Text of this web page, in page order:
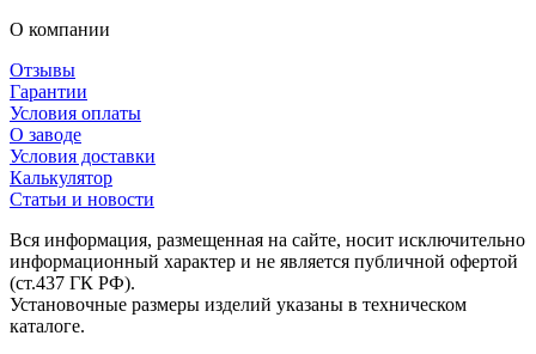
О компании
Отзывы
Гарантии
Условия оплаты
О заводе
Условия доставки
Калькулятор
Статьи и новости
Вся информация, размещенная на сайте, носит исключительно
информационный характер и не является публичной офертой
(ст.437 ГК РФ).
Установочные размеры изделий указаны в техническом
каталоге.